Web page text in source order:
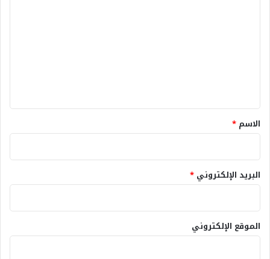
*
الاسم *
البريد الإلكتروني *
الموقع الإلكتروني